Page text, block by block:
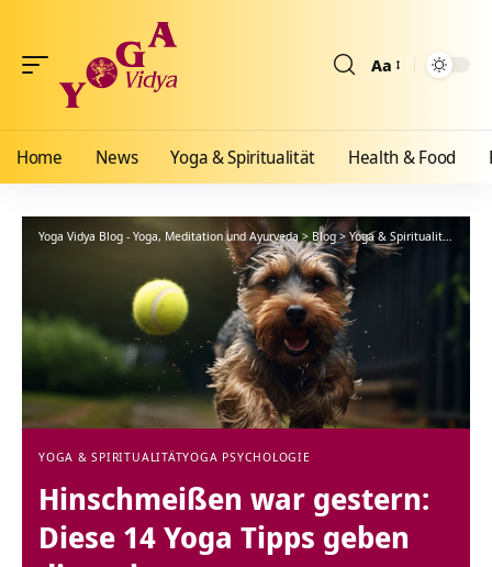
Aa
Home News Yoga & Spiritualität Health & Food
Yoga Vidya Blog - Yoga, Meditation und Ayurveda > Blog> Yoga & Spiritualität
YOGA & SPIRITUALITÄTYOGA PSYCHOLOGIE
Hinschmeißen war gestern:
Diese 14 Yoga Tipps geben